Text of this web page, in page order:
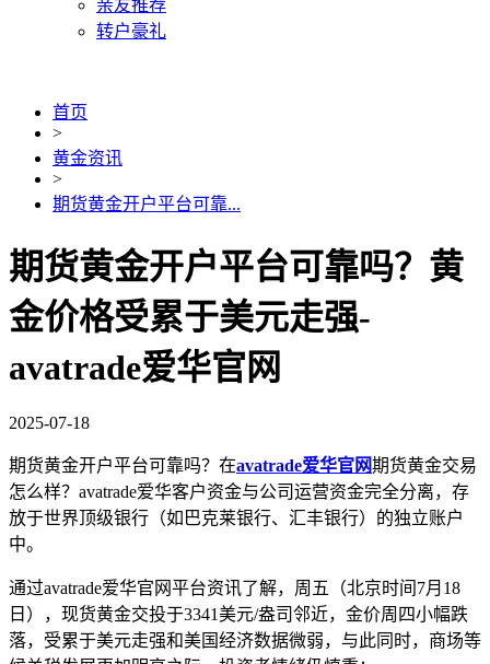
亲友推荐
转户豪礼
首页
>
黄金资讯
>
期货黄金开户平台可靠...
期货黄金开户平台可靠吗？黄
金价格受累于美元走强-
avatrade爱华官网
2025-07-18
期货黄金开户平台可靠吗？在avatrade爱华官网期货黄金交易
怎么样？avatrade爱华客户资金与公司运营资金完全分离，存
放于世界顶级银行（如巴克莱银行、汇丰银行）的独立账户
中。
通过avatrade爱华官网平台资讯了解，周五（北京时间7月18
日），现货黄金交投于3341美元/盎司邻近，金价周四小幅跌
落，受累于美元走强和美国经济数据微弱，与此同时，商场等